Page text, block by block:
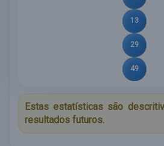
13
29
49
Estas estatísticas são
resultados futuros.